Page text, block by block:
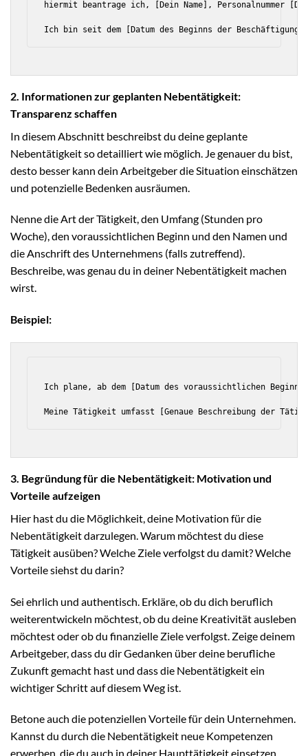
hiermit beantrage ich, [Dein Name], Personalnummer
2. Informationen zur geplanten Nebentätigkeit:
Transparenz schaffen
In diesem Abschnitt beschreibst du deine geplante
Nebentätigkeit so detailliert wie möglich. Je genauer du bist,
desto besser kann dein Arbeitgeber die Situation einschätzen
und potenzielle Bedenken ausräumen.
Nenne die Art der Tätigkeit, den Umfang (Stunden pro
Woche), den voraussichtlichen Beginn und den Namen und
die Anschrift des Unternehmens (falls zutreffend).
Beschreibe, was genau du in deiner Nebentätigkeit machen
wirst.
Beispiel:
Ich plane, ab dem [Datum des voraussichtlichen
3. Begründung für die Nebentätigkeit: Motivation und
Vorteile aufzeigen
Hier hast du die Möglichkeit, deine Motivation für die
Nebentätigkeit darzulegen. Warum möchtest du diese
Tätigkeit ausüben? Welche Ziele verfolgst du damit? Welche
Vorteile siehst du darin?
Sei ehrlich und authentisch. Erkläre, ob du dich beruflich
weiterentwickeln möchtest, ob du deine Kreativität ausleben
möchtest oder ob du finanzielle Ziele verfolgst. Zeige deinem
Arbeitgeber, dass du dir Gedanken über deine berufliche
Zukunft gemacht hast und dass die Nebentätigkeit ein
wichtiger Schritt auf diesem Weg ist.
Betone auch die potenziellen Vorteile für dein Unternehmen.
Kannst du durch die Nebentätigkeit neue Kompetenzen
erwerben, die du auch in deiner Haupttätigkeit einsetzen